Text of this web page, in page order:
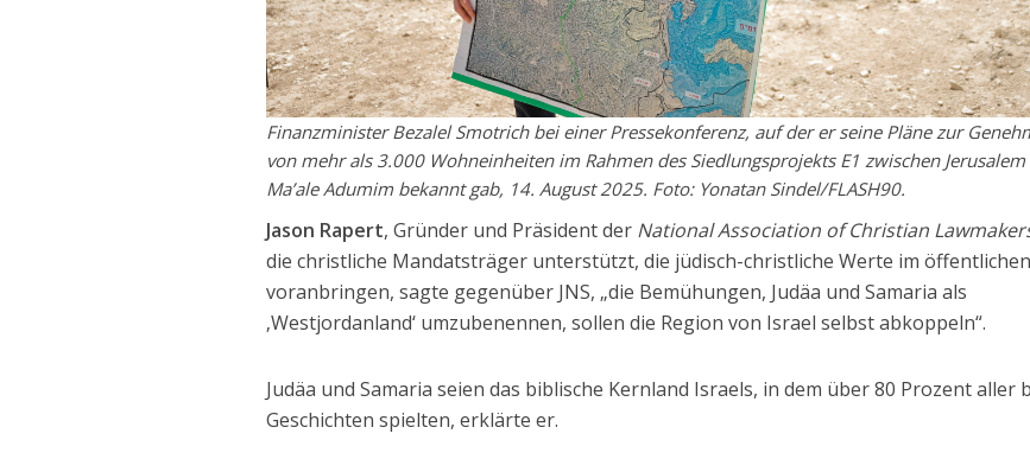
Finanzminister Bezalel Smotrich bei einer Pressekonferenz, auf der er seine Pläne zur
von mehr als 3.000 Wohneinheiten im Rahmen des Siedlungsprojekts E1 zwischen
Ma’ale Adumim bekannt gab, 14. August 2025. Foto: Yonatan Sindel/FLASH90.
Jason Rapert, Gründer und Präsident der National Association of Christian
die christliche Mandatsträger unterstützt, die jüdisch-christliche Werte im
voranbringen, sagte gegenüber JNS, „die Bemühungen, Judäa und Samaria als
‚Westjordanland‘ umzubenennen, sollen die Region von Israel selbst abkoppeln“.
Judäa und Samaria seien das biblische Kernland Israels, in dem über 80 Prozent aller
Geschichten spielten, erklärte er.